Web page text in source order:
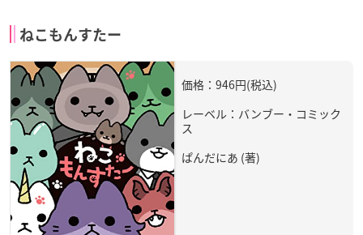
ねこもんすたー
価格：946円(税込)
レーベル：バンブー・コミック
ス
ぱんだにあ (著)